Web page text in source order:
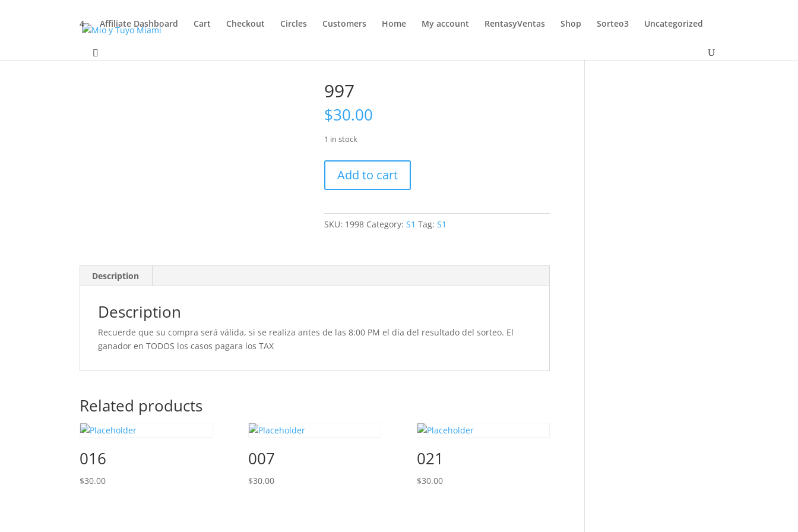
4 Affiliate Dashboard Cart Checkout Circles Customers Home My account RentasyVentas Shop Sorteo3 Uncategorized
997
$30.00
1 in stock
quantity
Add to cart
SKU: 1998 Category:S1 Tag:S1
Description
Description
Recuerde que su compra será válida, si se realiza antes de las 8:00 PM el día del resultado del sorteo. El
ganador en TODOS los casos pagara los TAX
Related products
016
$30.00
007
$30.00
021
$30.00